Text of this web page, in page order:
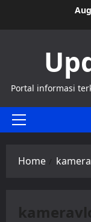
Portal informasi
Primary
Home